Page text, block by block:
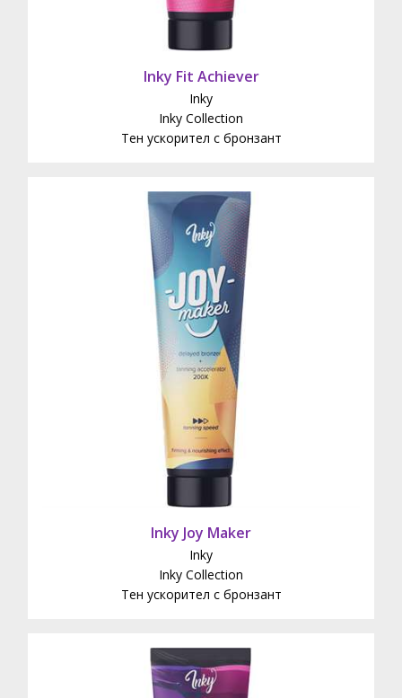
Inky Fit Achiever
Inky
Inky Collection
Тен ускорител с бронзант
Inky Joy Maker
Inky
Inky Collection
Тен ускорител с бронзант